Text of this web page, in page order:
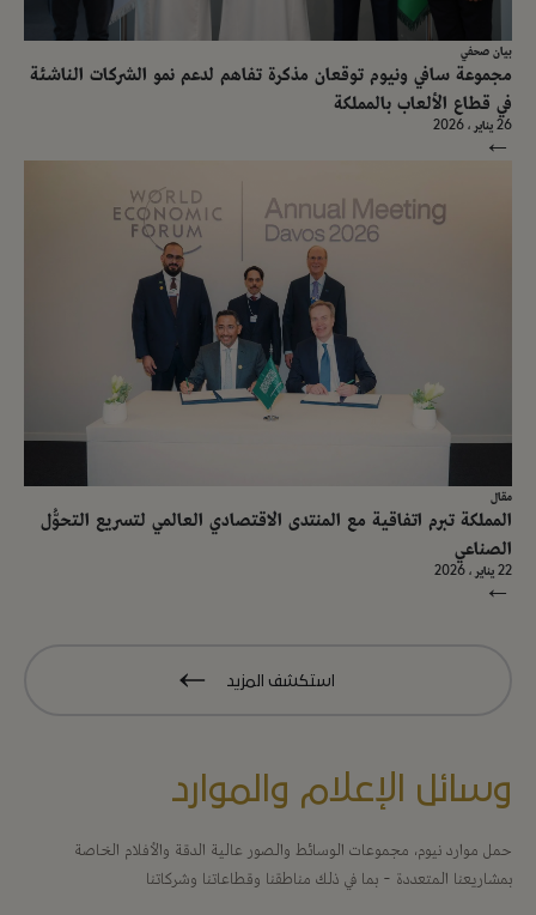
بيان صحفي
مجموعة سافي ونيوم توقعان مذكرة تفاهم لدعم نمو الشركات الناشئة
في قطاع الألعاب بالمملكة
26 يناير ، 2026
→
مقال
المملكة تبرم اتفاقية مع المنتدى الاقتصادي العالمي لتسريع التحوُّل
الصناعي
22 يناير ، 2026
→
استكشف المزيد
وسائل الإعلام والموارد
حمل موارد نيوم، مجموعات الوسائط والصور عالية الدقة والأفلام الخاصة
بمشاريعنا المتعددة - بما في ذلك مناطقنا وقطاعاتنا وشركاتنا